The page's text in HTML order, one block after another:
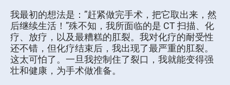
我最初的想法是：”赶紧做完手术，把它取出来，然
后继续生活！”殊不知，我所面临的是 CT 扫描、化
疗、放疗，以及最糟糕的肛裂。我对化疗的耐受性
还不错，但化疗结束后，我出现了最严重的肛裂。
这太可怕了。一旦我控制住了裂口，我就能变得强
壮和健康，为手术做准备。